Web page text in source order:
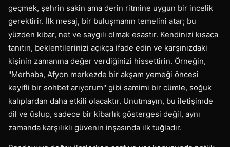
geçmek, şehrin sakin ama derin ritmine uygun bir incelik
gerektirir. İlk mesaj, bir buluşmanın temelini atar; bu
yüzden kibar, net ve saygılı olmak esastır. Kendinizi kısaca
tanıtın, beklentilerinizi açıkça ifade edin ve karşınızdaki
kişinin zamanına değer verdiğinizi hissettirin. Örneğin,
"Merhaba, Afyon merkezde bir akşam yemeği öncesi
keyifli bir sohbet arıyorum" gibi samimi bir cümle, soğuk
kalıplardan daha etkili olacaktır. Unutmayın, bu iletişimde
dil ve üslup, sadece bir kibarlık göstergesi değil, aynı
zamanda karşılıklı güvenin inşasında ilk tuğladır.